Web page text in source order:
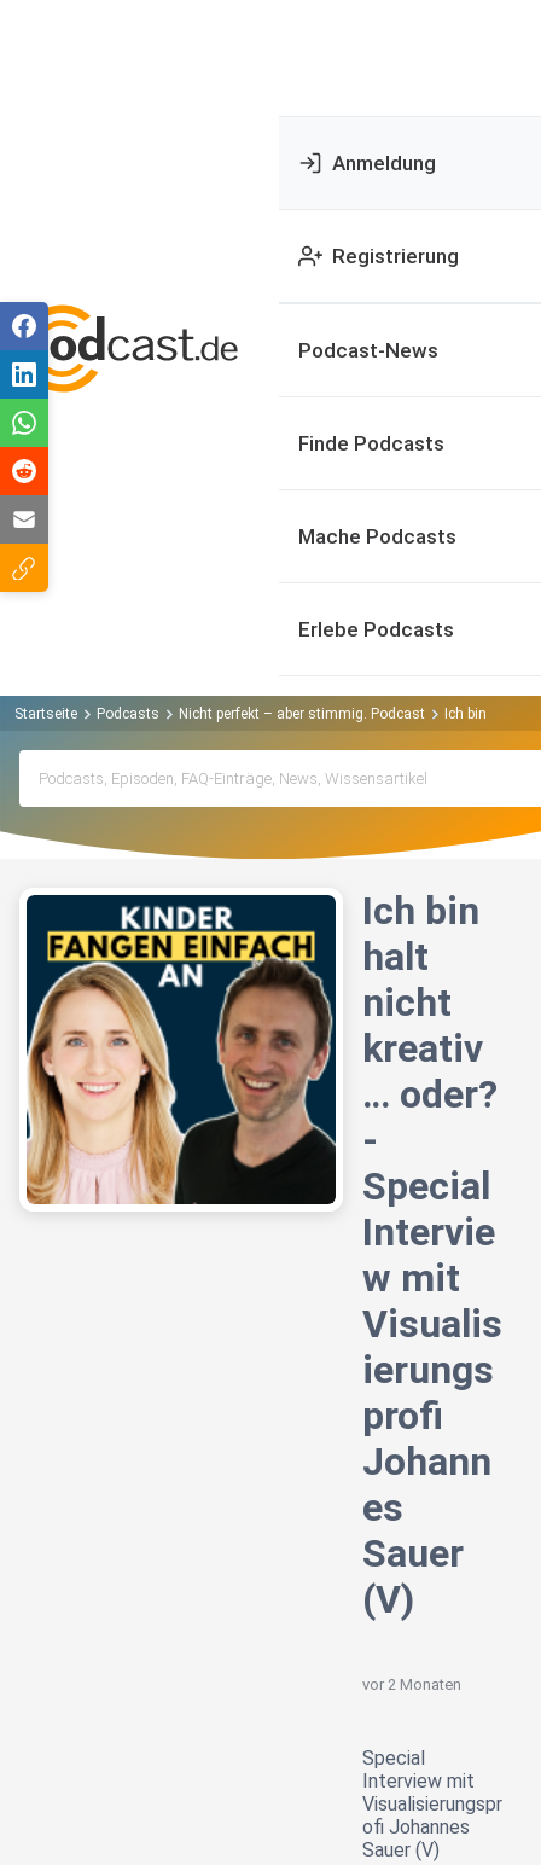
Anmeldung
Registrierung
Podcast-News
Finde Podcasts
Mache Podcasts
Erlebe Podcasts
Startseite Podcasts Nicht perfekt – aber stimmig. Podcast Ich bin halt
Ich bin
halt
nicht
kreativ
… oder?
-
Special
Intervie
w mit
Visualis
ierungs
profi
Johann
es
Sauer
(V)
vor 2 Monaten
Special
Interview mit
Visualisierungspr
ofi Johannes
Sauer (V)